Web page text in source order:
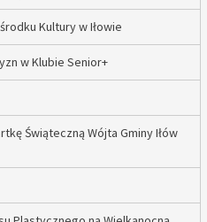
Kultury w Iłowie
w Klubie Senior+
Świąteczną Wójta Gminy Iłów